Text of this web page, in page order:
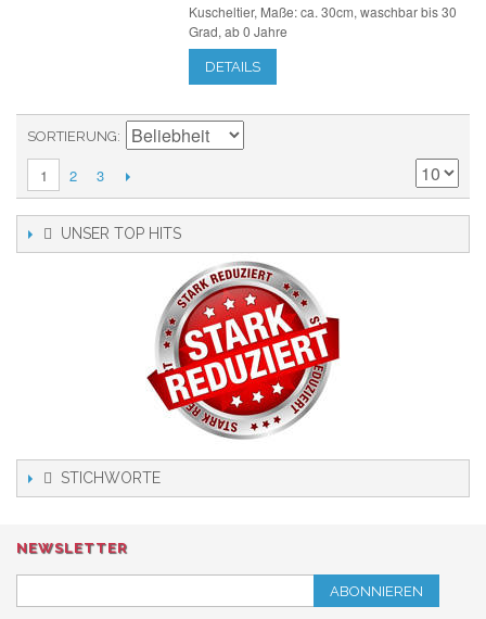
Kuscheltier, Maße: ca. 30cm, waschbar bis 30
Grad, ab 0 Jahre
DETAILS
SORTIERUNG
1 2 3
UNSER TOP HITS
STICHWORTE
NEWSLETTER
ABONNIEREN